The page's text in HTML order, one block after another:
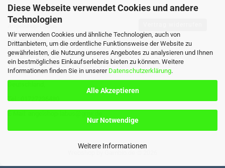
Diese Webseite verwendet Cookies und andere
Technologien
Wir verwenden Cookies und ähnliche Technologien, auch von
Drittanbietern, um die ordentliche Funktionsweise der Website zu
gewährleisten, die Nutzung unseres Angebotes zu analysieren und Ihnen
ein bestmögliches Einkaufserlebnis bieten zu können. Weitere
Informationen finden Sie in unserer Datenschutzerklärung.
Alle Akzeptieren
Nur Notwendige
Weitere Informationen
Angelshop-Labus
Leszek Labus
Meigenerstr 14
42651 Solingen
Tel.: 01727236480